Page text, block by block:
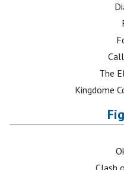
The
Kingdome